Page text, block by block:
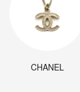
CHANEL